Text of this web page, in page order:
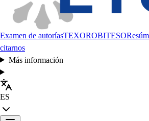
Examen de autoríasTEXOROBITESO
citarnos
Más información
ES